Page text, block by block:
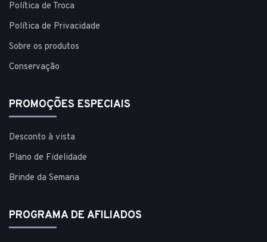
Política de Troca
Política de Privacidade
Sobre os produtos
Conservação
PROMOÇÕES ESPECIAIS
Desconto à vista
Plano de Fidelidade
Brinde da Semana
PROGRAMA DE AFILIADOS